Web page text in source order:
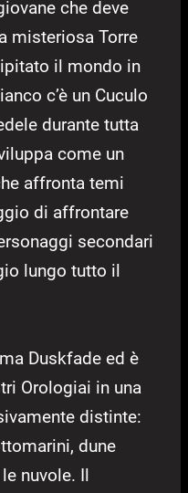
che deve
misteriosa Torre
il mondo in
c’è un Cuculo
durante tutta
come un
affronta temi
di affrontare
secondari
lungo tutto il
Duskfade ed è
Orologiai in una
distinte:
dune
nuvole. Il